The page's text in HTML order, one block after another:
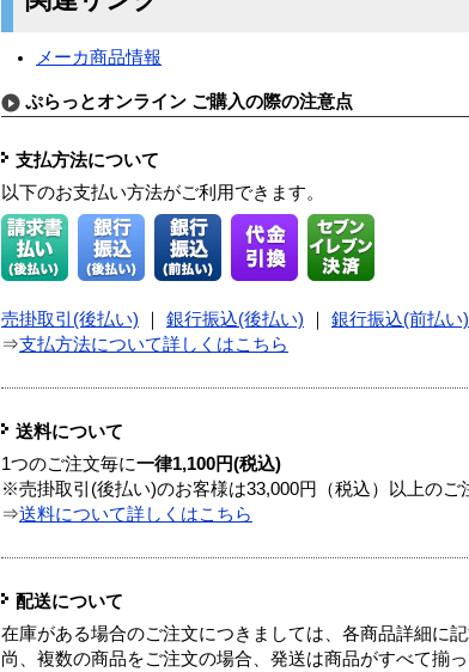
メーカ商品情報
ぷらっとオンライン ご購入の際の注意点
支払方法について
以下のお支払い方法がご利用できます。
売掛取引(後払い) 銀行振込(後払い) 銀行振込(前払い)
⇒支払方法について詳しくはこちら
送料について
1つのご注文毎に一律1,100円(税込)
※売掛取引(後払い)のお客様は33,000円（税込）以上のご
⇒送料について詳しくはこちら
配送について
在庫がある場合のご注文につきましては、各商品詳細に
尚、複数の商品をご注文の場合、発送は商品がすべて揃